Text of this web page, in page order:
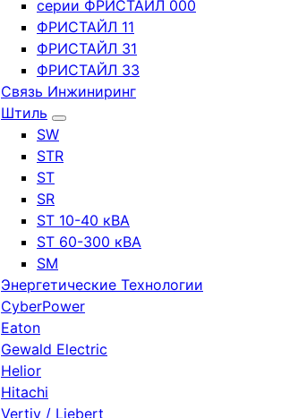
серии ФРИСТАЙЛ 000
ФРИСТАЙЛ 11
ФРИСТАЙЛ 31
ФРИСТАЙЛ 33
Связь Инжиниринг
Штиль
SW
STR
ST
SR
ST 10-40 кВА
ST 60-300 кВА
SM
Энергетические Технологии
CyberPower
Eaton
Gewald Electric
Helior
Hitachi
Vertiv / Liebert